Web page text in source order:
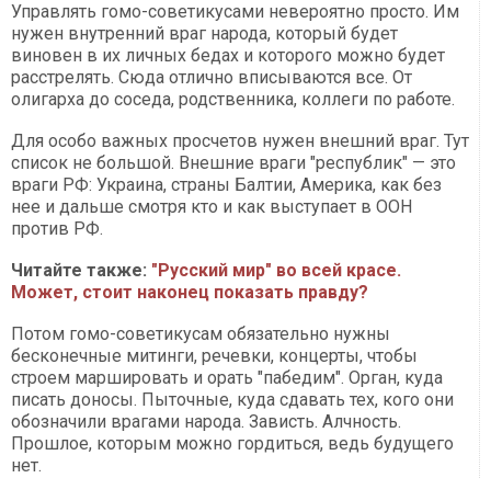
Управлять гомо-советикусами невероятно просто. Им
нужен внутренний враг народа, который будет
виновен в их личных бедах и которого можно будет
расстрелять. Сюда отлично вписываются все. От
олигарха до соседа, родственника, коллеги по работе.
Для особо важных просчетов нужен внешний враг. Тут
список не большой. Внешние враги "республик" — это
враги РФ: Украина, страны Балтии, Америка, как без
нее и дальше смотря кто и как выступает в ООН
против РФ.
Читайте также: "Русский мир" во всей красе.
Может, стоит наконец показать правду?
Потом гомо-советикусам обязательно нужны
бесконечные митинги, речевки, концерты, чтобы
строем маршировать и орать "пабедим". Орган, куда
писать доносы. Пыточные, куда сдавать тех, кого они
обозначили врагами народа. Зависть. Алчность.
Прошлое, которым можно гордиться, ведь будущего
нет.